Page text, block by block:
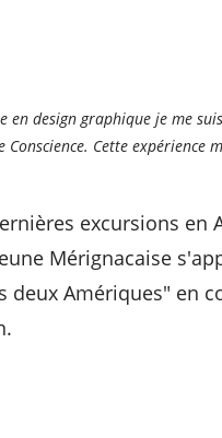
design graphique je me
Conscience. Cette
excursions en
Mérignacaise
deux Amériques" en